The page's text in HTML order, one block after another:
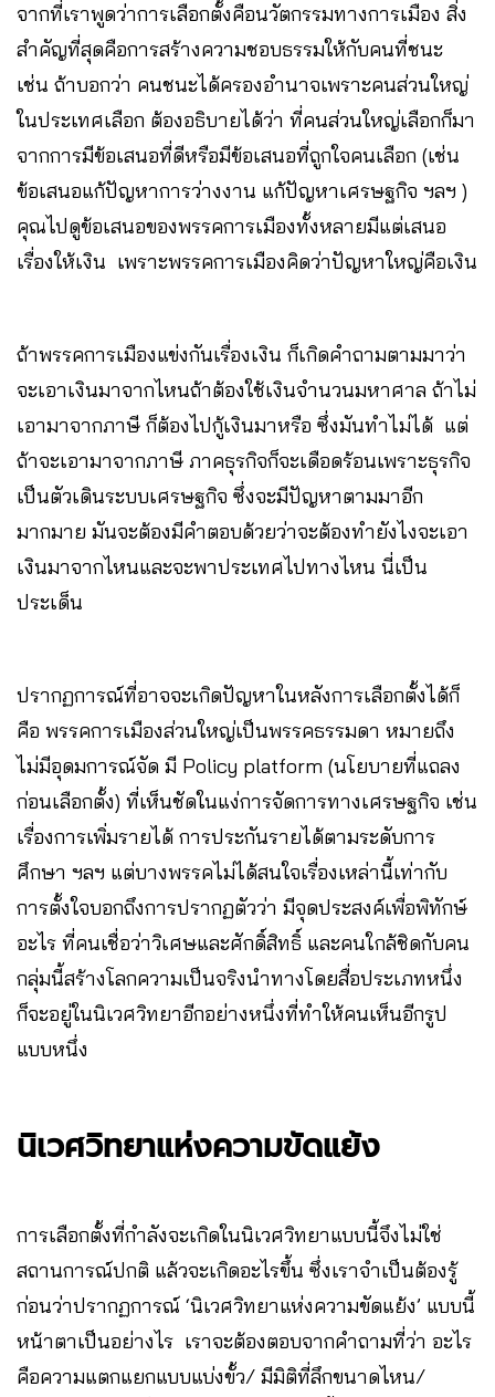
จากที่เราพูดว่าการเลือกตั้งคือนวัตกรรมทางการเมือง สิ่ง
สำคัญที่สุดคือการสร้างความชอบธรรมให้กับคนที่ชนะ​
เช่น ถ้าบอกว่า คนชนะได้ครองอำนาจเพราะคนส่วนใหญ่
ในประเทศเลือก ต้องอธิบายได้ว่า ที่คนส่วนใหญ่เลือกก็มา
จากการมีข้อเสนอที่ดีหรือมีข้อเสนอที่ถูกใจคนเลือก (เช่น
ข้อเสนอแก้ปัญหาการว่างงาน แก้ปัญหาเศรษฐกิจ ฯลฯ )
คุณไปดูข้อเสนอของพรรคการเมืองทั้งหลายมีแต่เสนอ
เรื่องให้เงิน เพราะพรรคการเมืองคิดว่าปัญหาใหญ่คือเงิน
ถ้าพรรคการเมืองแข่งกันเรื่องเงิน ก็เกิดคำถามตามมาว่า
จะเอาเงินมาจากไหนถ้าต้องใช้เงินจำนวนมหาศาล ถ้าไม่
เอามาจากภาษี ก็ต้องไปกู้เงินมาหรือ ซึ่งมันทำไม่ได้ แต่
ถ้าจะเอามาจากภาษี ภาคธุรกิจก็จะเดือดร้อนเพราะธุรกิจ
เป็นตัวเดินระบบเศรษฐกิจ ซึ่งจะมีปัญหาตามมาอีก
มากมาย มันจะต้องมีคำตอบด้วยว่าจะต้องทำยังไงจะเอา
เงินมาจากไหนและจะพาประเทศไปทางไหน นี่เป็น
ประเด็น
ปรากฏการณ์ที่อาจจะเกิดปัญหาในหลังการเลือกตั้งได้ก็
คือ พรรคการเมืองส่วนใหญ่เป็นพรรคธรรมดา หมายถึง
ไม่มีอุดมการณ์จัด มี Policy platform (นโยบายที่แถลง
ก่อนเลือกตั้ง) ที่เห็นชัดในแง่การจัดการทางเศรษฐกิจ เช่น
เรื่องการเพิ่มรายได้ ​การประกันรายได้ตามระดับการ
ศึกษา ฯลฯ แต่บางพรรคไม่ได้สนใจเรื่องเหล่านี้เท่ากับ
การตั้งใจบอกถึงการปรากฏตัวว่า มีจุดประสงค์เพื่อพิทักษ์
อะไร ที่คนเชื่อว่าวิเศษและศักดิ์สิทธิ์ และคนใกล้ชิดกับคน
กลุ่มนี้สร้างโลกความเป็นจริงนำทางโดยสื่อประเภทหนึ่ง
ก็จะอยู่ในนิเวศวิทยาอีกอย่างหนึ่งที่ทำให้คนเห็นอีกรูป
แบบหนึ่ง
นิเวศวิทยาแห่งความขัดแย้ง
การเลือกตั้งที่กำลังจะเกิดในนิเวศวิทยาแบบนี้จึงไม่ใช่
สถานการณ์ปกติ แล้วจะเกิดอะไรขึ้น ซึ่งเราจำเป็นต้องรู้
ก่อนว่าปรากฏการณ์ ‘นิเวศวิทยาแห่งความขัดแย้ง’ แบบนี้
หน้าตาเป็นอย่างไร เราจะต้องตอบจากคำถามที่ว่า อะไร
คือความแตกแยกแบบแบ่งขั้ว/ มีมิติที่ลึกขนาดไหน/